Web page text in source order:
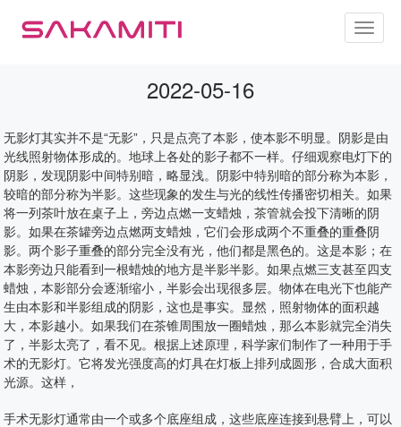
Toggle
手术无影灯原理基本常识
2022-05-16
无影灯其实并不是“无影”，只是点亮了本影，使本影不明显。 阴影是由
光线照射物体形成的。地球上各处的影子都不一样。仔细观察电灯下的
阴影，发现阴影中间特别暗，略显浅。 阴影中特别暗的部分称为本影，
较暗的部分称为半影。这些现象的发生与光的线性传播密切相关。如果
将一列茶叶放在桌子上，旁边点燃一支蜡烛，茶管就会投下清晰的阴
影。如果在茶罐旁边点燃两支蜡烛，它们会形成两个不重叠的重叠阴
影。两个影子重叠的部分完全没有光，他们都是黑色的。这是本影；在
本影旁边只能看到一根蜡烛的地方是半影半影。如果点燃三支甚至四支
蜡烛，本影部分会逐渐缩小，半影会出现很多层。物体在电光下也能产
生由本影和半影组成的阴影，这也是事实。 显然，照射物体的面积越
大，本影越小。如果我们在茶锥周围放一圈蜡烛，那么本影就完全消失
了，半影太亮了，看不见。根据上述原理，科学家们制作了一种用于手
术的无影灯。它将发光强度高的灯具在灯板上排列成圆形，合成大面积
光源。这样，
手术无影灯通常由一个或多个底座组成，这些底座连接到悬臂上，可以